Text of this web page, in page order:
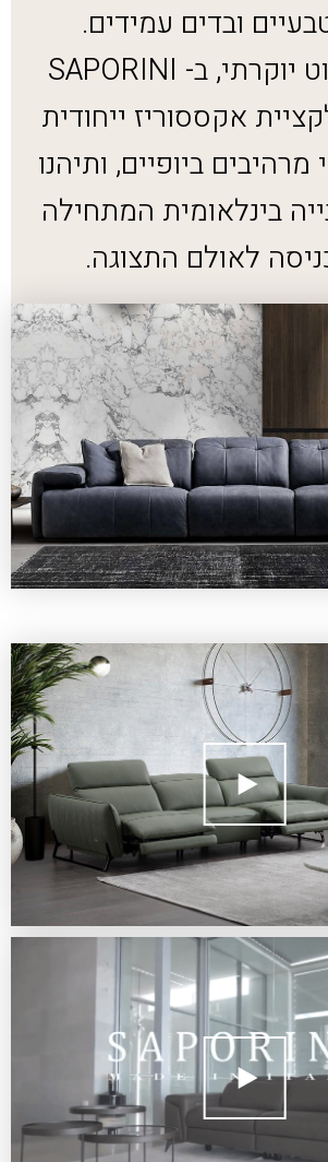
ובדים עמידים.
מלבד ריהוט יוקרתי, ב- SAPORINI
אקססוריז ייחודית
מרהיבים ביופיים, ותיהנו
בינלאומית המתחילה
לאולם התצוגה.